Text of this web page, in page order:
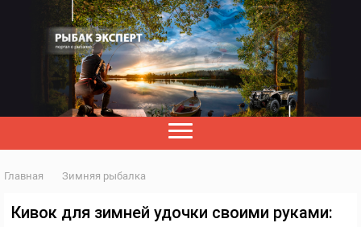
Главная Зимняя рыбалка
Кивок для зимней удочки своими руками: